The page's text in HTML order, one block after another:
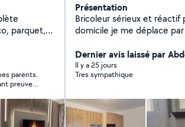
parquet,
suivi
parents.
Présentation
Bricoleur sérieux et réactif
domicile je me déplace
luminaires, Réparations plomberie et électricité.
Nettoyage de terrasse,
et optimisation et création des espaces du rangement
Dernier avis laissé par
Il y a 25 jours
Tres sympathique